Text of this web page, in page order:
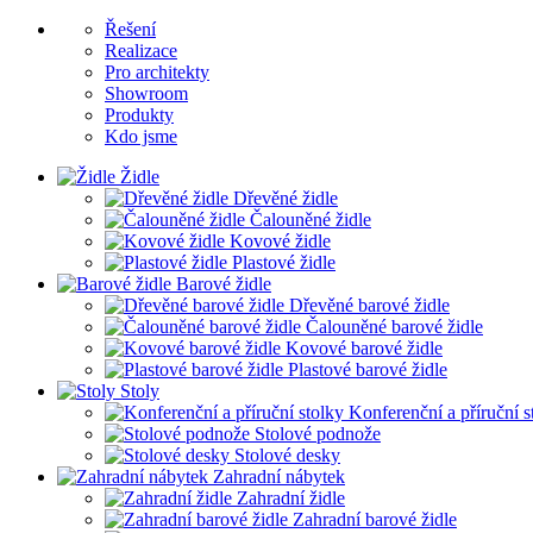
Řešení
Realizace
Pro architekty
Showroom
Produkty
Kdo jsme
Židle
Dřevěné židle
Čalouněné židle
Kovové židle
Plastové židle
Barové židle
Dřevěné barové židle
Čalouněné barové židle
Kovové barové židle
Plastové barové židle
Stoly
Konferenční a příruční
Stolové podnože
Stolové desky
Zahradní nábytek
Zahradní židle
Zahradní barové židle